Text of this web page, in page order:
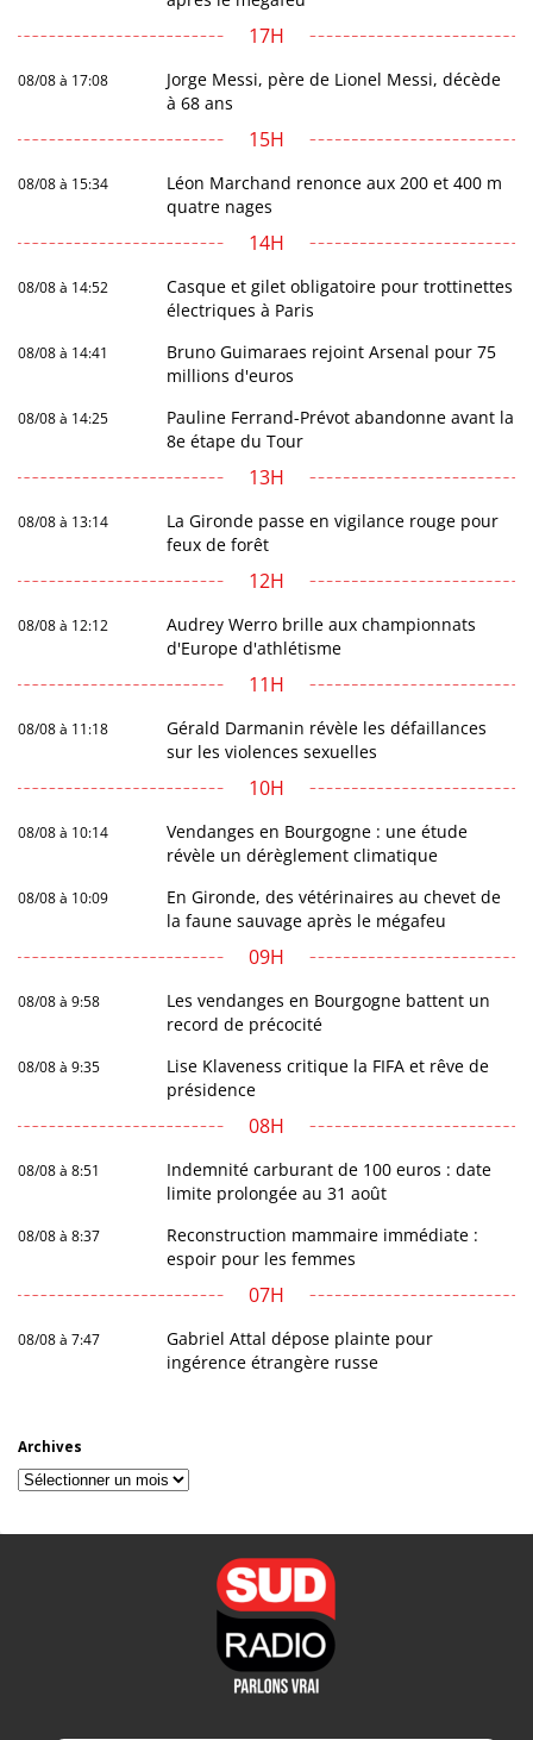
17H
08/08 à 17:08
Jorge Messi, père de Lionel Messi, décède
à 68 ans
15H
08/08 à 15:34
Léon Marchand renonce aux 200 et 400 m
quatre nages
14H
08/08 à 14:52
Casque et gilet obligatoire pour trottinettes
électriques à Paris
08/08 à 14:41
Bruno Guimaraes rejoint Arsenal pour 75
millions d'euros
08/08 à 14:25
Pauline Ferrand-Prévot abandonne avant la
8e étape du Tour
13H
08/08 à 13:14
La Gironde passe en vigilance rouge pour
feux de forêt
12H
08/08 à 12:12
Audrey Werro brille aux championnats
d'Europe d'athlétisme
11H
08/08 à 11:18
Gérald Darmanin révèle les défaillances
sur les violences sexuelles
10H
08/08 à 10:14
Vendanges en Bourgogne : une étude
révèle un dérèglement climatique
08/08 à 10:09
En Gironde, des vétérinaires au chevet de
la faune sauvage après le mégafeu
09H
08/08 à 9:58
Les vendanges en Bourgogne battent un
record de précocité
08/08 à 9:35
Lise Klaveness critique la FIFA et rêve de
présidence
08H
08/08 à 8:51
Indemnité carburant de 100 euros : date
limite prolongée au 31 août
08/08 à 8:37
Reconstruction mammaire immédiate :
espoir pour les femmes
07H
08/08 à 7:47
Gabriel Attal dépose plainte pour
ingérence étrangère russe
Archives
Archives